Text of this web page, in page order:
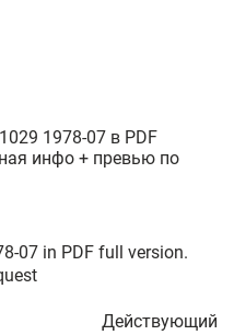
1978-07 в PDF
инфо + превью по
07 in PDF full version.
Действующий